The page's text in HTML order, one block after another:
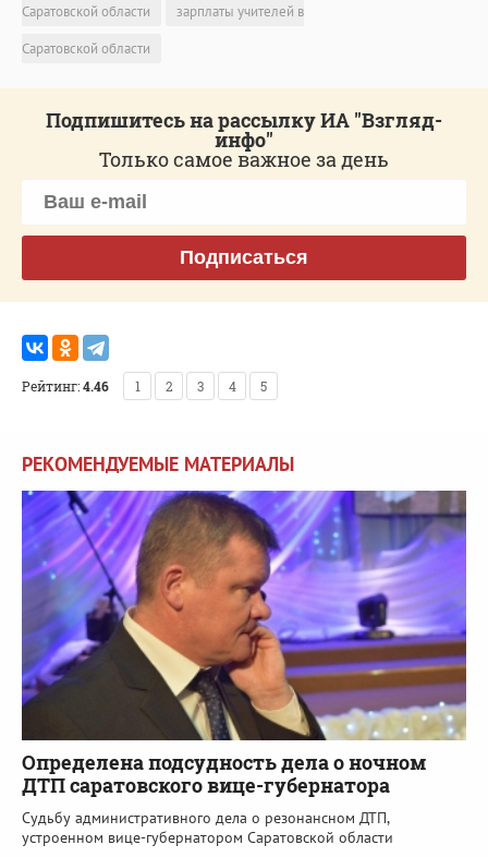
Саратовской области
зарплаты учителей в
Саратовской области
Подпишитесь на рассылку ИА "Взгляд-
инфо"
Только самое важное за день
Подписаться
Рейтинг:4.46 1 2 3 4 5
РЕКОМЕНДУЕМЫЕ МАТЕРИАЛЫ
Определена подсудность дела о ночном
ДТП саратовского вице-губернатора
Судьбу административного дела о резонансном ДТП,
устроенном вице-губернатором Саратовской области